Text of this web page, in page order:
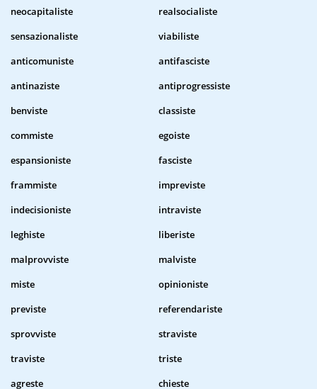
neocapitaliste
realsocialiste
sensazionaliste
viabiliste
anticomuniste
antifasciste
antinaziste
antiprogressiste
benviste
classiste
commiste
egoiste
espansioniste
fasciste
frammiste
impreviste
indecisioniste
intraviste
leghiste
liberiste
malprovviste
malviste
miste
opinioniste
previste
referendariste
sprovviste
straviste
traviste
triste
agreste
chieste